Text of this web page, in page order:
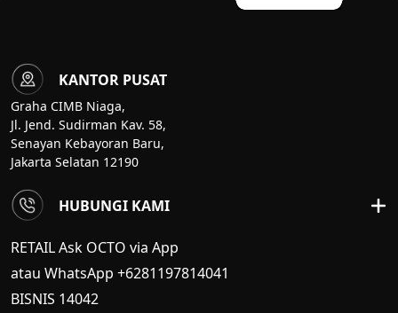
KANTOR PUSAT
Graha CIMB Niaga,
Jl. Jend. Sudirman Kav. 58,
Senayan Kebayoran Baru,
Jakarta Selatan 12190
HUBUNGI KAMI
RETAIL Ask OCTO via App
atau WhatsApp +6281197814041
BISNIS 14042